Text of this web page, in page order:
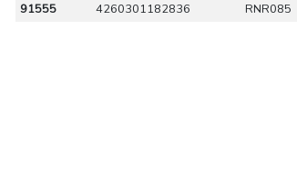
91555
4260301182836 RNR085